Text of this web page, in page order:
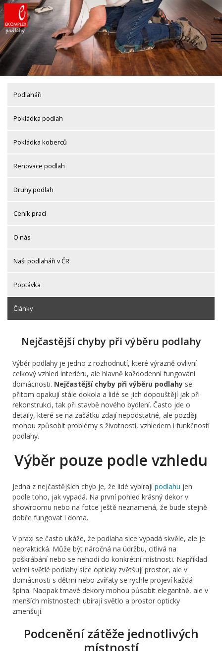
Skip
to
content
Podlaháři
Pokládka podlah
Pokládka koberců
Renovace podlah
Druhy podlah
Ceník prací
O nás
Naši podlaháři v ČR
Poptávka
Články
Nejčastější chyby při výběru podlahy
Výběr podlahy je jedno z rozhodnutí, které výrazně ovlivní
celkový vzhled interiéru, ale hlavně každodenní fungování
domácnosti. Nejčastější chyby při výběru podlahy se
přitom opakují stále dokola a lidé se jich dopouštějí jak při
rekonstrukci, tak při stavbě nového bydlení. Často jde o
detaily, které se na začátku zdají nepodstatné, ale později
mohou způsobit problémy s životností, vzhledem i funkčností
podlahy.
Výběr pouze podle vzhledu
Jedna z nejčastějších chyb je, že lidé vybírajípodlahu jen
podle toho, jak vypadá. Na první pohled krásný dekor v
showroomu nebo na fotce ještě neznamená, že bude stejně
dobře fungovat i doma.
V praxi se často ukáže, že podlaha sice vypadá skvěle, ale je
nepraktická. Může být náročná na údržbu, citlivá na
poškrábání nebo se nehodí do konkrétní místnosti. Například
velmi světlé podlahy sice opticky zvětšují prostor, ale v
domácnosti s dětmi nebo zvířaty se rychle projeví každá
špína. Naopak tmavé dekory mohou působit elegantně, ale v
menších místnostech ubírají světlo a prostor opticky
zmenšují.
Podcenění zátěže jednotlivých
místností